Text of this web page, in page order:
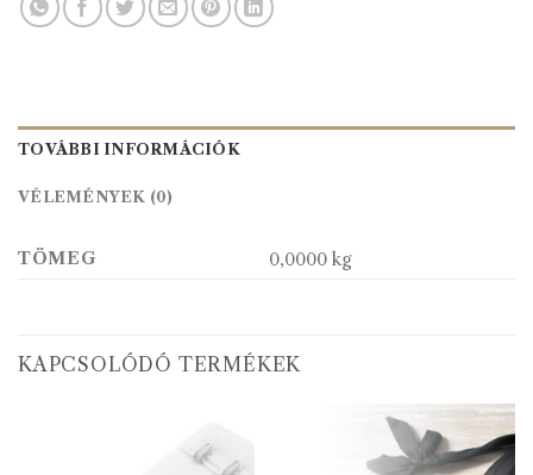
TOVÁBBI INFORMÁCIÓK
VÉLEMÉNYEK (0)
TÖMEG 0,0000 kg
KAPCSOLÓDÓ TERMÉKEK